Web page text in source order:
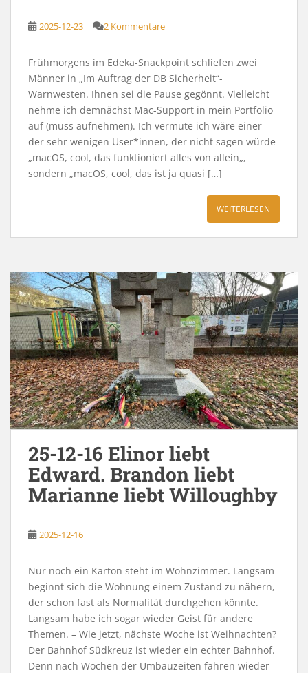
2025-12-23 2 Kommentare
Frühmorgens im Edeka-Snackpoint schliefen zwei
Männer in „Im Auftrag der DB Sicherheit“-
Warnwesten. Ihnen sei die Pause gegönnt. Vielleicht
nehme ich demnächst Mac-Support in mein Portfolio
auf (muss aufnehmen). Ich vermute ich wäre einer
der sehr wenigen User*innen, der nicht sagen würde
„macOS, cool, das funktioniert alles von allein„,
sondern „macOS, cool, das ist ja quasi […]
WEITERLESEN
25-12-16 Elinor liebt
Edward. Brandon liebt
Marianne liebt Willoughby
2025-12-16
Nur noch ein Karton steht im Wohnzimmer. Langsam
beginnt sich die Wohnung einem Zustand zu nähern,
der schon fast als Normalität durchgehen könnte.
Langsam habe ich sogar wieder Geist für andere
Themen. – Wie jetzt, nächste Woche ist Weihnachten?
Der Bahnhof Südkreuz ist wieder ein echter Bahnhof.
Denn nach Wochen der Umbauzeiten fahren wieder